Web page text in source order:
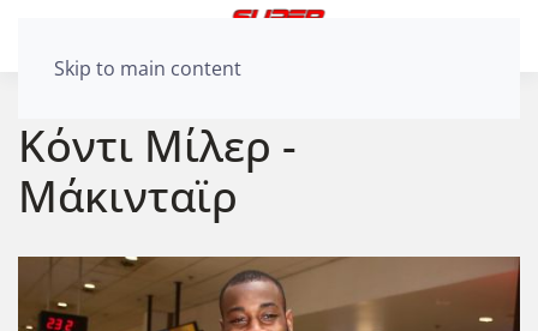
Skip to main content
Κόντι Μίλερ -
Μάκινταϊρ